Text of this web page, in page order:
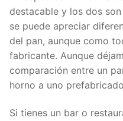
destacable y los dos
se puede apreciar
del pan, aunque como
fabricante. Aunque
comparación entre un
horno a uno
Si tienes un bar o